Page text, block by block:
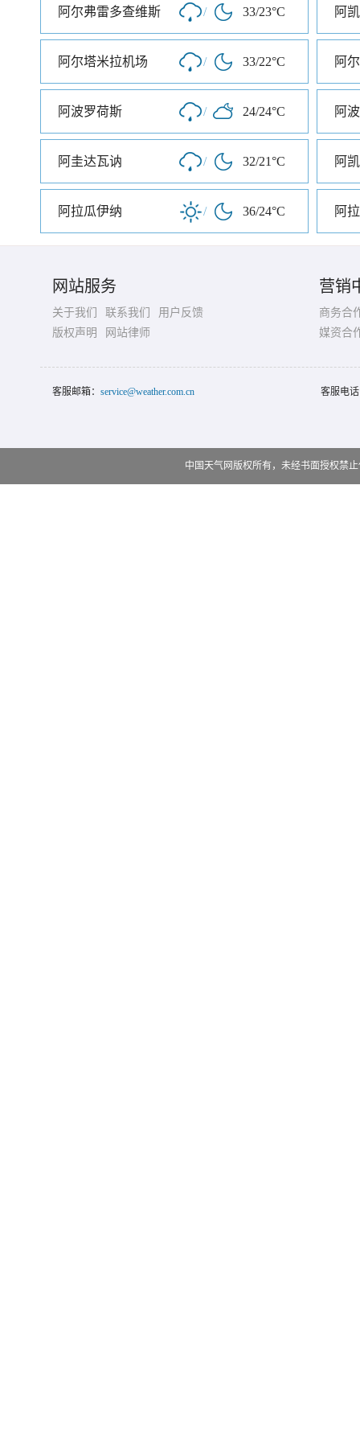
阿尔弗雷多查维斯 / 33/23°C 阿
阿尔塔米拉机场 / 33/22°C 阿
阿波罗荷斯 / 24/24°C 阿
阿圭达瓦讷 / 32/21°C 阿
阿拉瓜伊纳 / 36/24°C 阿
网站服务
关于我们 联系我们
用户反馈
版权声明
网站律师
营销
商务合
媒资合
客服邮箱： service@weather.com.cn 客服电
中国天气网版权所有，未经书面授权